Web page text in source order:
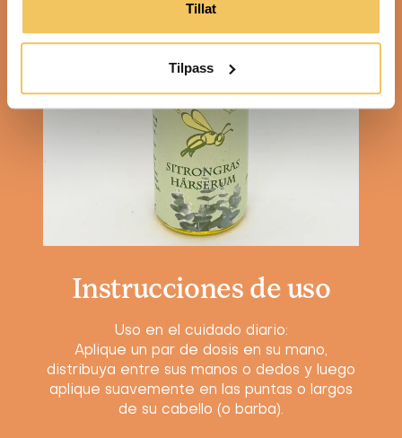
Tillat
Tilpass
Instrucciones de uso
Uso en el cuidado diario:
Aplique un par de dosis en su mano,
distribuya entre sus manos o dedos y luego
aplique suavemente en las puntas o largos
de su cabello (o barba).